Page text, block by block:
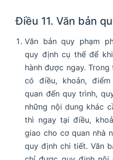
Điều 11. Văn bản
Văn bản quy phạm
quy định cụ thể để
hành được ngay.
có điều, khoản,
quan đến quy trình,
những nội dung khác
thì ngay tại điều,
giao cho cơ quan nhà
quy định chi tiết. Văn